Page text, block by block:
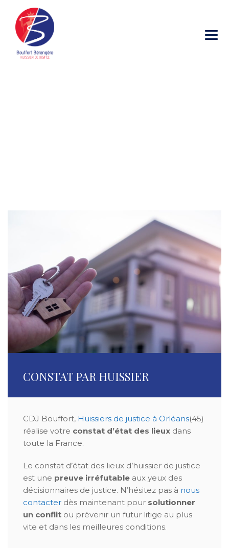
CONSTAT PAR HUISSIER
CDJ Bouffort, Huissiers de justice à Orléans(45)
réalise votre constat d’état des lieux dans
toute la France.
Le constat d’état des lieux d’huissier de justice
est une preuve irréfutable aux yeux des
décisionnaires de justice. N’hésitez pas à nous
contacter dès maintenant pour solutionner
un conflit ou prévenir un futur litige au plus
vite et dans les meilleures conditions.